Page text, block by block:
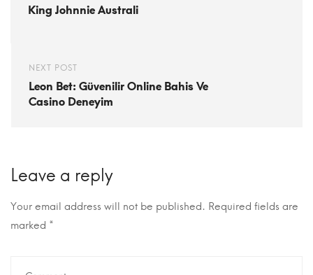
King Johnnie Australi
NEXT POST
Leon Bet: Güvenilir Online Bahis Ve
Casino Deneyim
Leave a reply
Your email address will not be published. Required fields are
marked *